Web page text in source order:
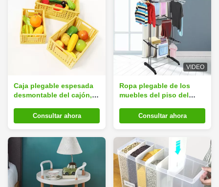
Caja plegable espesada
desmontable del cajón,
plegables inodoros
Consultar ahora
VIDEO
Ropa plegable de los
muebles del piso del
seca el estante
multifuncional
Consultar ahora